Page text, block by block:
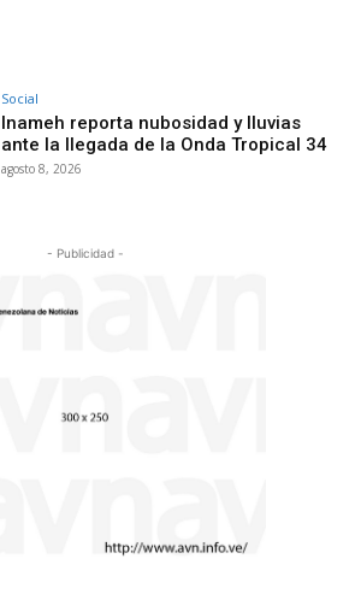
Social
Inameh reporta nubosidad y lluvias
ante la llegada de la Onda Tropical 34
agosto 8, 2026
- Publicidad -